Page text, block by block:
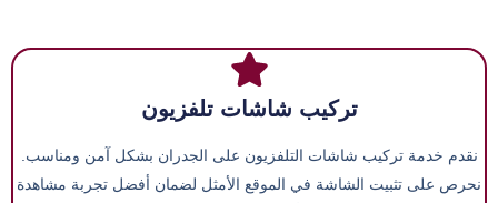
تركيب شاشات تلفزيون
نقدم خدمة تركيب شاشات التلفزيون على الجدران بشكل آمن ومناسب.
نحرص على تثبيت الشاشة في الموقع الأمثل لضمان أفضل تجربة مشاهدة